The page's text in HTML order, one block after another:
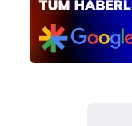
Sizlere daha iyi bir
Sitemizde
toplumu